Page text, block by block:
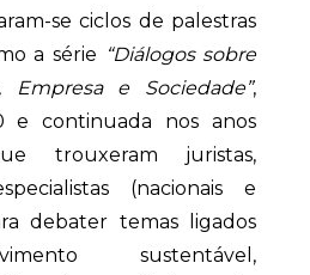
se ciclos de palestras
a série “Diálogos sobre
Empresa e Sociedade”,
e continuada nos anos
trouxeram juristas,
(nacionais e
debater temas ligados
sustentável,